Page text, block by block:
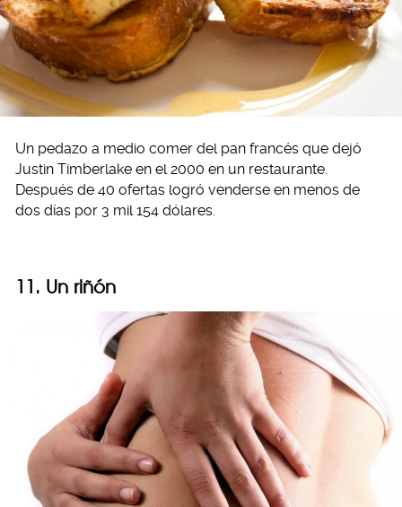
Un pedazo a medio comer del pan francés que dejó
Justin Timberlake en el 2000 en un restaurante.
Después de 40 ofertas logró venderse en menos de
dos días por 3 mil 154 dólares.
11. Un riñón